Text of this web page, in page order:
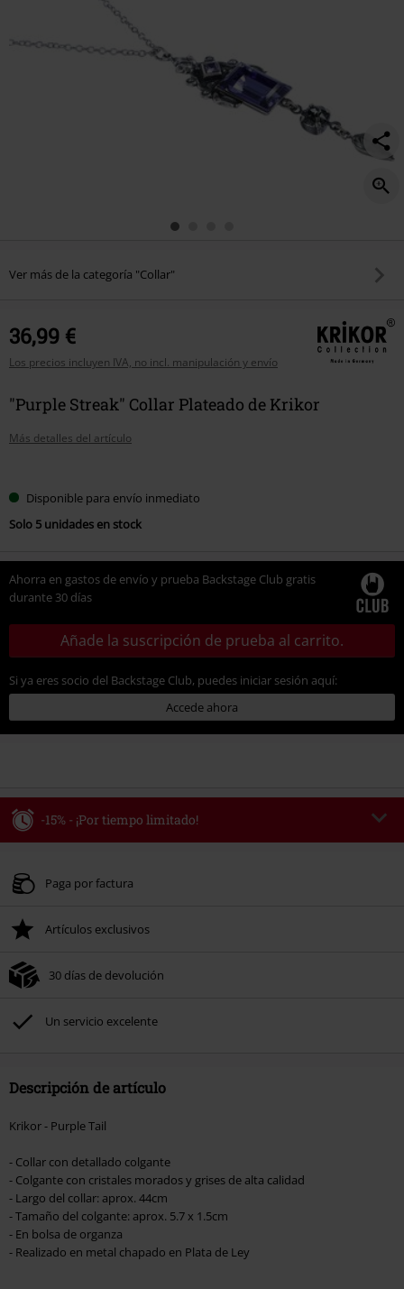
Ver más de la categoría "Collar"
36,99 €
Los precios incluyen IVA, no incl. manipulación y envío
"Purple Streak" Collar Plateado de Krikor
Más detalles del artículo
tu
talla
Disponible para envío inmediato
Solo 5 unidades en stock
Ahorra en gastos de envío y prueba Backstage Club gratis
durante 30 días
Añade la suscripción de prueba al carrito.
Si ya eres socio del Backstage Club, puedes iniciar sesión aquí:
Accede ahora
-15% - ¡Por tiempo limitado!
Válido hasta 8/9/26
Tras introducir el código, el descuento se deducirá automáticamente al final
No acumulable con otras promociones Códigos promocionales.. Quedan
Rammstein, (Till) Lindemann, Böhse Onkelz, Broilers, Die Ärzte, Die Toten
Hosen, Metality, Funko Pop!, vales regalo y artículos que incluyan una
Paga por factura
Artículos exclusivos
30 días de devolución
Un servicio excelente
Descripción de artículo
Krikor - Purple Tail
- Collar con detallado colgante
- Colgante con cristales morados y grises de alta calidad
- Largo del collar: aprox. 44cm
- Tamaño del colgante: aprox. 5.7 x 1.5cm
- En bolsa de organza
- Realizado en metal chapado en Plata de Ley